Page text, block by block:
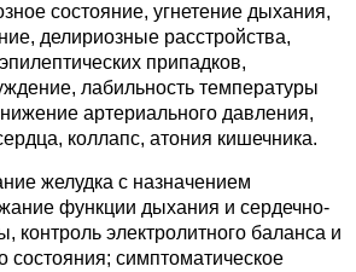
состояние, угнетение дыхания,
делириозные расстройства,
припадков,
лабильность температуры
артериального давления,
коллапс, атония кишечника.
желудка с назначением
функции дыхания и сердечно-
контроль электролитного баланса и
состояния; симптоматическое